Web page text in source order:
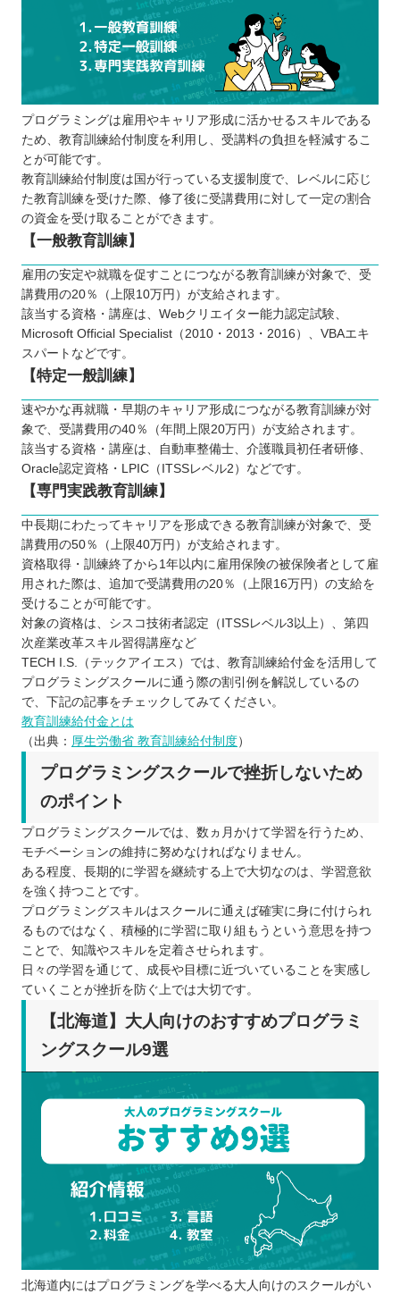
プログラミングは雇用やキャリア形成に活かせるスキルである
ため、教育訓練給付制度を利用し、受講料の負担を軽減するこ
とが可能です。
教育訓練給付制度は国が行っている支援制度で、レベルに応じ
た教育訓練を受けた際、修了後に受講費用に対して一定の割合
の資金を受け取ることができます。
【一般教育訓練】
雇用の安定や就職を促すことにつながる教育訓練が対象で、受
講費用の20％（上限10万円）が支給されます。
該当する資格・講座は、Webクリエイター能力認定試験、
Microsoft Official Specialist（2010・2013・2016）、VBAエキ
スパートなどです。
【特定一般訓練】
速やかな再就職・早期のキャリア形成につながる教育訓練が対
象で、受講費用の40％（年間上限20万円）が支給されます。
該当する資格・講座は、自動車整備士、介護職員初任者研修、
Oracle認定資格・LPIC（ITSSレベル2）などです。
【専門実践教育訓練】
中長期にわたってキャリアを形成できる教育訓練が対象で、受
講費用の50％（上限40万円）が支給されます。
資格取得・訓練終了から1年以内に雇用保険の被保険者として雇
用された際は、追加で受講費用の20％（上限16万円）の支給を
受けることが可能です。
対象の資格は、シスコ技術者認定（ITSSレベル3以上）、第四
次産業改革スキル習得講座など
TECH I.S.（テックアイエス）では、教育訓練給付金を活用して
プログラミングスクールに通う際の割引例を解説しているの
で、下記の記事をチェックしてみてください。
教育訓練給付金とは
（出典： 厚生労働省 教育訓練給付制度）
プログラミングスクールで挫折しないため
のポイント
プログラミングスクールでは、数ヵ月かけて学習を行うため、
モチベーションの維持に努めなければなりません。
ある程度、長期的に学習を継続する上で大切なのは、学習意欲
を強く持つことです。
プログラミングスキルはスクールに通えば確実に身に付けられ
るものではなく、積極的に学習に取り組もうという意思を持つ
ことで、知識やスキルを定着させられます。
日々の学習を通じて、成長や目標に近づいていることを実感し
ていくことが挫折を防ぐ上では大切です。
【北海道】大人向けのおすすめプログラミ
ングスクール9選
北海道内にはプログラミングを学べる大人向けのスクールがい